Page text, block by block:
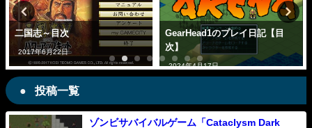
二国志～目次
2017年6月22日
GearHead1のプレイ日記【目
次】
2024年4月17日
投稿一覧
ゾンビサバイバルゲーム「Cataclysm Dark